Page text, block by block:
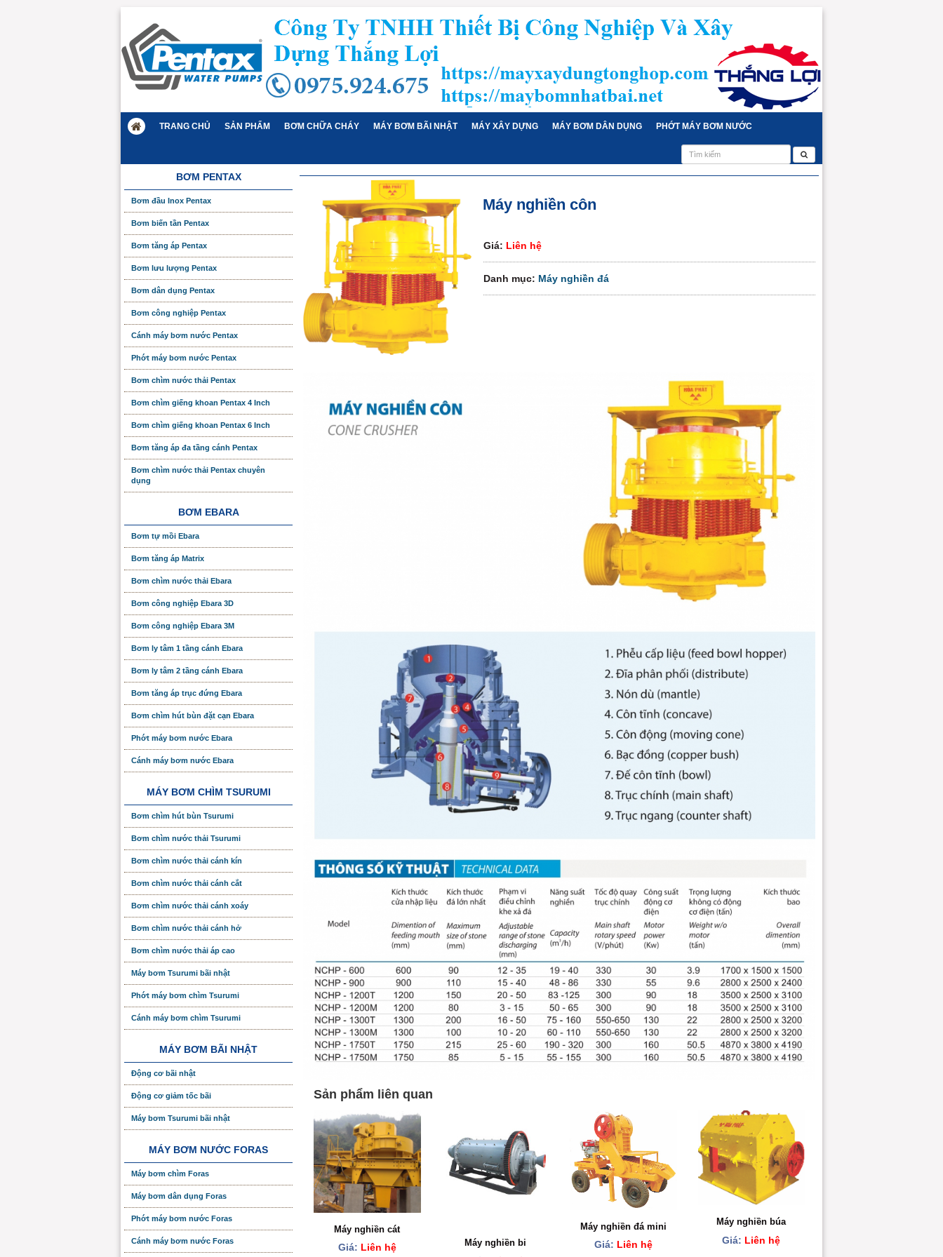
TRANG CHỦ SẢN PHẨM BƠM CHỮA CHÁY MÁY BƠM BÃI NHẬT MÁY XÂY DỰNG MÁY BƠM DÂN DỤNG PHỚT MÁY BƠM NƯỚC
Máy nghiền côn
Giá: Liên hệ
Danh mục: Máy nghiền đá
Sản phẩm liên quan
Máy nghiền cát
Giá: Liên hệ Máy nghiền bi
Máy nghiền đá mini
Giá: Liên hệ
Máy nghiền búa
Giá: Liên hệ
BƠM PENTAX
Bơm đầu Inox Pentax
Bơm biến tần Pentax
Bơm tăng áp Pentax
Bơm lưu lượng Pentax
Bơm dân dụng Pentax
Bơm công nghiệp Pentax
Cánh máy bơm nước Pentax
Phớt máy bơm nước Pentax
Bơm chìm nước thải Pentax
Bơm chìm giếng khoan Pentax 4 Inch
Bơm chìm giếng khoan Pentax 6 Inch
Bơm tăng áp đa tầng cánh Pentax
Bơm chìm nước thải Pentax chuyên
dụng
BƠM EBARA
Bơm tự mồi Ebara
Bơm tăng áp Matrix
Bơm chìm nước thải Ebara
Bơm công nghiệp Ebara 3D
Bơm công nghiệp Ebara 3M
Bơm ly tâm 1 tầng cánh Ebara
Bơm ly tâm 2 tầng cánh Ebara
Bơm tăng áp trục đứng Ebara
Bơm chìm hút bùn đặt cạn Ebara
Phớt máy bơm nước Ebara
Cánh máy bơm nước Ebara
MÁY BƠM CHÌM TSURUMI
Bơm chìm hút bùn Tsurumi
Bơm chìm nước thải Tsurumi
Bơm chìm nước thải cánh kín
Bơm chìm nước thải cánh cắt
Bơm chìm nước thải cánh xoáy
Bơm chìm nước thải cánh hở
Bơm chìm nước thải áp cao
Máy bơm Tsurumi bãi nhật
Phớt máy bơm chìm Tsurumi
Cánh máy bơm chìm Tsurumi
MÁY BƠM BÃI NHẬT
Động cơ bãi nhật
Động cơ giảm tốc bãi
Máy bơm Tsurumi bãi nhật
MÁY BƠM NƯỚC FORAS
Máy bơm chìm Foras
Máy bơm dân dụng Foras
Phớt máy bơm nước Foras
Cánh máy bơm nước Foras